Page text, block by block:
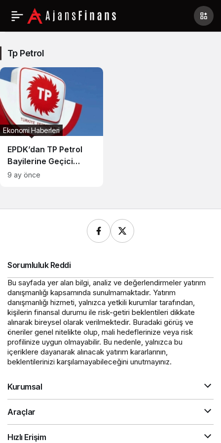
Tp
Petrol
Haberleri
Tp Petrol
EPDK’dan TP Petrol
Bayilerine Geçici
Temin Kolaylığı
Ekonomi Haberleri
9 ay önce
Sorumluluk Reddi
Bu sayfada yer alan bilgi, analiz ve değerlendirmeler yatırım
danışmanlığı kapsamında sunulmamaktadır. Yatırım
danışmanlığı hizmeti, yalnızca yetkili kurumlar tarafından,
kişilerin finansal durumu ile risk-getiri beklentileri dikkate
alınarak bireysel olarak verilmektedir. Buradaki görüş ve
öneriler genel nitelikte olup, mali hedeflerinize veya risk
profilinize uygun olmayabilir. Bu nedenle, yalnızca bu
içeriklere dayanarak alınacak yatırım kararlarının,
beklentilerinizi karşılamayabileceğini unutmayınız.
Kurumsal
Araçlar
Hızlı Erişim